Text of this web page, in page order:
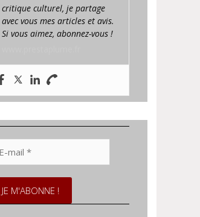
critique culturel, je partage
avec vous mes articles et avis.
Si vous aimez, abonnez-vous !